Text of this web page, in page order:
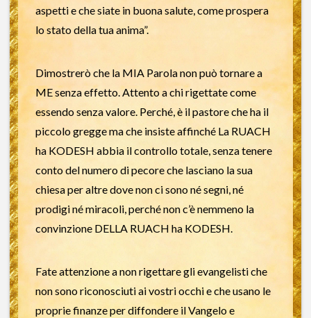
aspetti e che siate in buona salute, come prospera
lo stato della tua anima”.
Dimostrerò che la MIA Parola non può tornare a
ME senza effetto. Attento a chi rigettate come
essendo senza valore. Perché, è il pastore che ha il
piccolo gregge ma che insiste affinché La RUACH
ha KODESH abbia il controllo totale, senza tenere
conto del numero di pecore che lasciano la sua
chiesa per altre dove non ci sono né segni, né
prodigi né miracoli, perché non c’è nemmeno la
convinzione DELLA RUACH ha KODESH.
Fate attenzione a non rigettare gli evangelisti che
non sono riconosciuti ai vostri occhi e che usano le
proprie finanze per diffondere il Vangelo e